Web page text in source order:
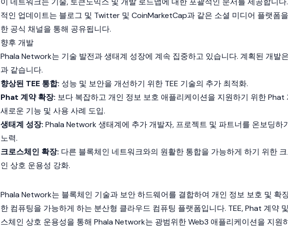
적인 업데이트는 블로그 및 Twitter 및 CoinMarketCap과 같은 소셜 미디어 플랫폼
한 공식 채널을 통해 공유됩니다.
향후 개발
Phala Network는 기술 발전과 생태계 성장에 계속 집중하고 있습니다. 계획된 개발
과 같습니다.
향상된 TEE 통합: 성능 및 보안을 개선하기 위한 TEE 기술의 추가 최적화.
Phat 계약 확장: 보다 복잡하고 개인 정보 보호 애플리케이션을 지원하기 위한 Phat
새로운 기능 및 사용 사례 도입.
생태계 성장: Phala Network 생태계에 추가 개발자, 프로젝트 및 파트너를 온보딩하
노력.
크로스체인 확장: 다른 블록체인 네트워크와의 원활한 통합을 가능하게 하기 위한
인 상호 운용성 강화.
Phala Network는 블록체인 기술과 보안 하드웨어를 결합하여 개인 정보 보호 및 확
한 컴퓨팅을 가능하게 하는 분산형 클라우드 컴퓨팅 플랫폼입니다. TEE, Phat 계약
스체인 상호 운용성을 통해 Phala Network는 광범위한Web3 애플리케이션을 지원